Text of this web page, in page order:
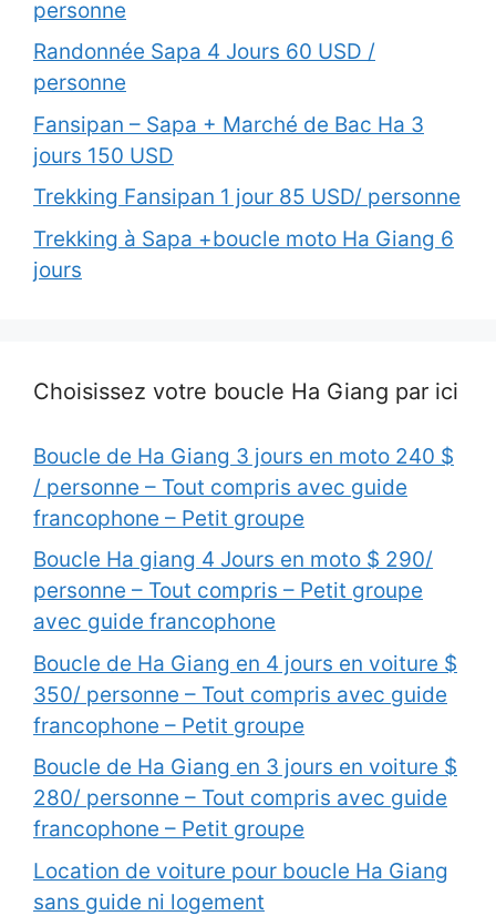
personne
Randonnée Sapa 4 Jours 60 USD /
personne
Fansipan – Sapa + Marché de Bac Ha 3
jours 150 USD
Trekking Fansipan 1 jour 85 USD/ personne
Trekking à Sapa +boucle moto Ha Giang 6
jours
Choisissez votre boucle Ha Giang par ici
Boucle de Ha Giang 3 jours en moto 240 $
/ personne – Tout compris avec guide
francophone – Petit groupe
Boucle Ha giang 4 Jours en moto $ 290/
personne – Tout compris – Petit groupe
avec guide francophone
Boucle de Ha Giang en 4 jours en voiture $
350/ personne – Tout compris avec guide
francophone – Petit groupe
Boucle de Ha Giang en 3 jours en voiture $
280/ personne – Tout compris avec guide
francophone – Petit groupe
Location de voiture pour boucle Ha Giang
sans guide ni logement